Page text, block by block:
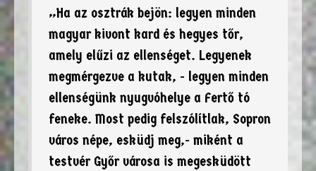
„Ha az osztrák bejön: legyen minden
magyar kivont kard és hegyes tőr,
amely elűzi az ellenséget. Legyenek
megmérgezve a kutak, - legyen minden
ellenségünk nyugvóhelye a Fertő tó
feneke. Most pedig felszólítlak, Sopron
város népe, esküdj meg,- miként a
testvér Győr városa is megesküdött